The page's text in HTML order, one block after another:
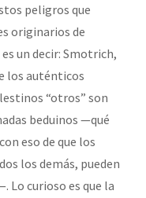
peligros que
originarios de
un decir: Smotrich,
los auténticos
“otros” son
beduinos —qué
eso de que los
los demás, pueden
Lo curioso es que la